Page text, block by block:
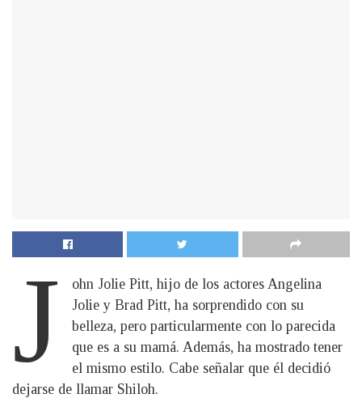
J
ohn Jolie Pitt, hijo de los actores Angelina
Jolie y Brad Pitt, ha sorprendido con su
belleza, pero particularmente con lo parecida
que es a su mamá. Además, ha mostrado tener
el mismo estilo. Cabe señalar que él decidió
dejarse de llamar Shiloh.